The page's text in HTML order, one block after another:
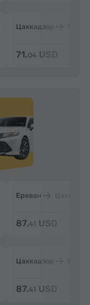
Цахкадзор
71.04 USD
Ереван
87.41 USD
Цахкадзор
87.41 USD